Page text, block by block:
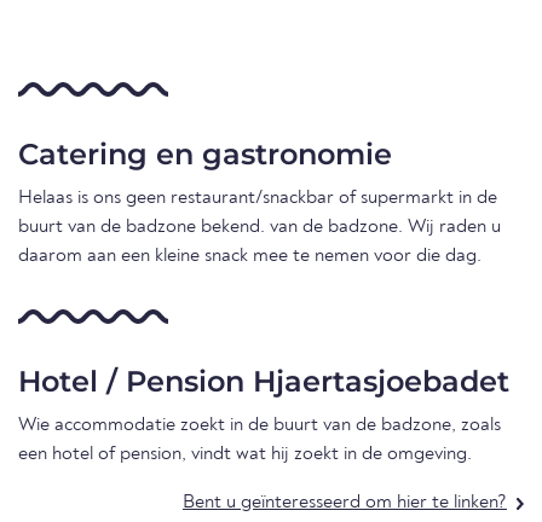
Catering en gastronomie
Helaas is ons geen restaurant/snackbar of supermarkt in de
buurt van de badzone bekend. van de badzone. Wij raden u
daarom aan een kleine snack mee te nemen voor die dag.
Hotel / Pension Hjaertasjoebadet
Wie accommodatie zoekt in de buurt van de badzone, zoals
een hotel of pension, vindt wat hij zoekt in de omgeving.
Bent u geïnteresseerd om hier te linken?